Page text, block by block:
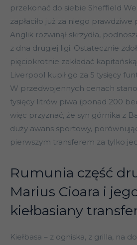
przekonać do siebie Sheffield
zapłaciło już za niego prawdziwe
Anglik rozwinął skrzydła,
z dna drugiej ligi. Ostatecznie
pięciokrotnie zakładać
Liverpool kupił go za 5 tysięcy
W przedwojennych cenach
tysięcy litrów piwa (ponad 200
więc przyznać, że syn górnika z
duży awans sportowy,
pierwszym transferem za tylko
Rumunia część
Marius Cioara i
kiełbasiany
Kiełbasa – z ogniska, z grilla, na